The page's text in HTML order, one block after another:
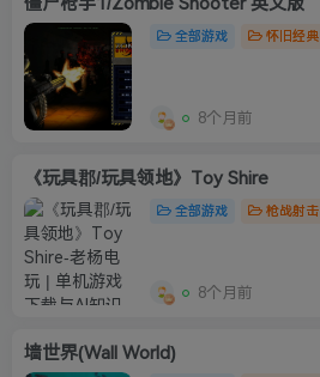
全部游戏 怀旧经典
8个月前
《玩具郡/玩具领地》Toy Shire
全部游戏 枪战射击
8个月前
墙世界(Wall World)